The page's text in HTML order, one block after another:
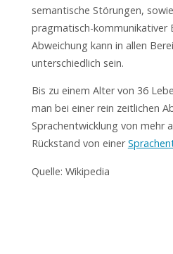
semantische Störungen,
pragmatisch-kommunikativer
Abweichung kann in allen
unterschiedlich sein.
Bis zu einem Alter von 36
man bei einer rein zeitlichen
Sprachentwicklung von mehr
Rückstand von einer
Quelle: Wikipedia